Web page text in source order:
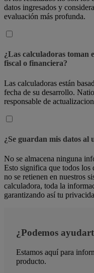
datos ingresados y
evaluación más profunda.
¿Las calculadoras toman
fiscal o financiera?
Las calculadoras están
fecha de su desarrollo.
responsable de
¿Se guardan mis datos al
No se almacena ninguna
Esto significa que todos los
no se retienen en nuestros
calculadora, toda la
garantizando así tu
¿Podemos
Estamos aquí para
producto.